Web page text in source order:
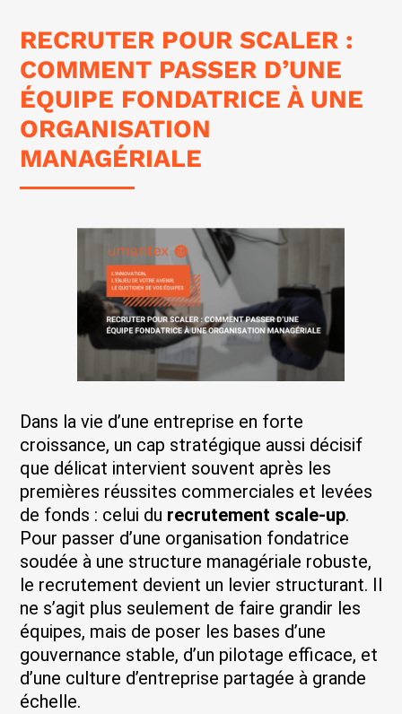
RECRUTER POUR SCALER :
COMMENT PASSER D’UNE
ÉQUIPE FONDATRICE À UNE
ORGANISATION
MANAGÉRIALE
Dans la vie d’une entreprise en forte
croissance, un cap stratégique aussi décisif
que délicat intervient souvent après les
premières réussites commerciales et levées
de fonds : celui du recrutement scale-up.
Pour passer d’une organisation fondatrice
soudée à une structure managériale robuste,
le recrutement devient un levier structurant. Il
ne s’agit plus seulement de faire grandir les
équipes, mais de poser les bases d’une
gouvernance stable, d’un pilotage efficace, et
d’une culture d’entreprise partagée à grande
échelle.